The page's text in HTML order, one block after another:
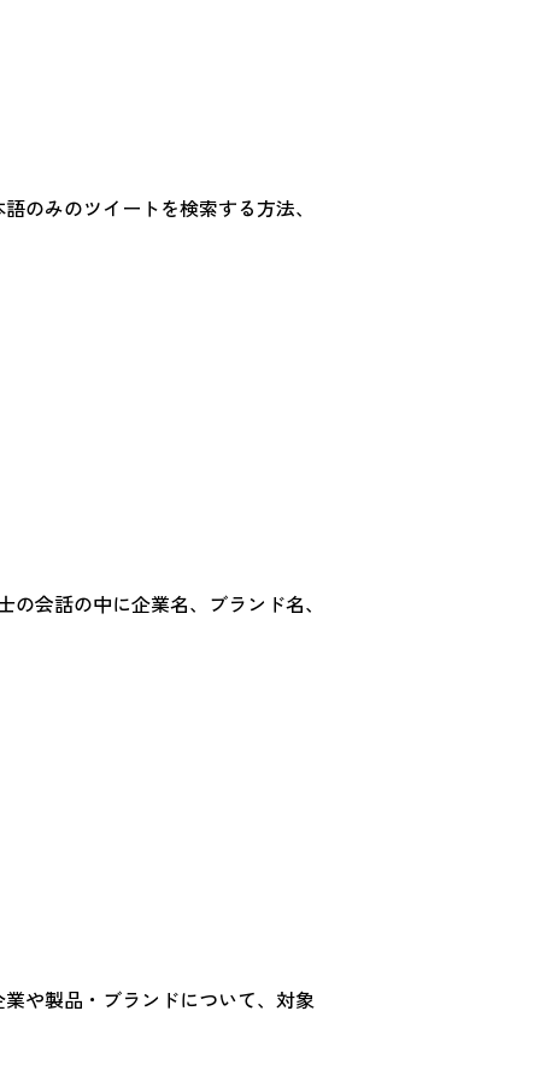
のみのツイートを検索する方法、
会話の中に企業名、ブランド名、
や製品・ブランドについて、対象